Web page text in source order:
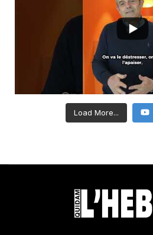
Load More...